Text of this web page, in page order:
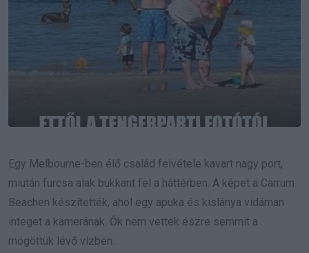
Egy Melbourne-ben élő család felvétele kavart nagy port,
miután furcsa alak bukkant fel a háttérben. A képet a Carrum
Beachen készítették, ahol egy apuka és kislánya vidáman
integet a kamerának. Ők nem vettek észre semmit a
mögöttük lévő vízben.